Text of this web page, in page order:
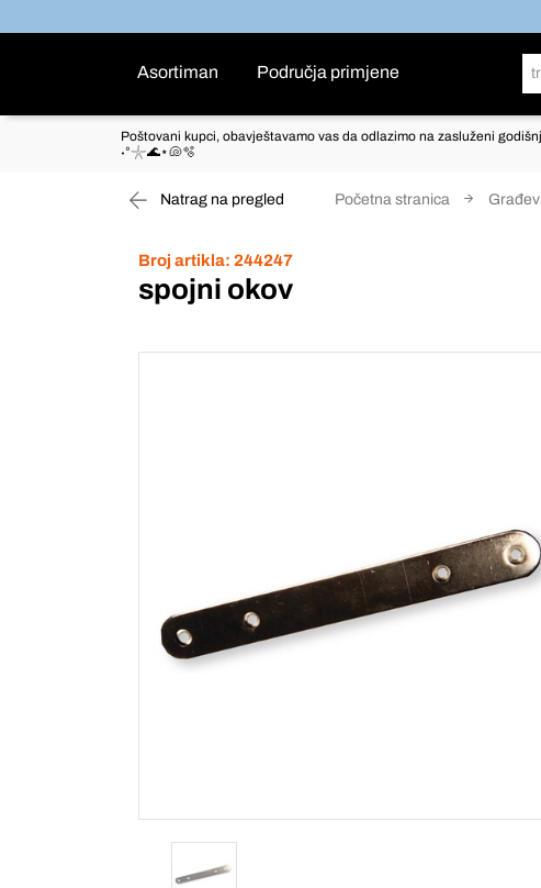
Asortiman Područja primjene
Poštovani kupci, obavještavamo vas da odlazimo na zasluženi
˖°𓇼🌊⋆🐚🫧
Natrag na pregled Početna stranica
Broj artikla: 244247
spojni okov